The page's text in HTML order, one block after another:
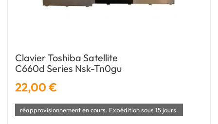
Clavier Toshiba Satellite
C660d Series Nsk-Tn0gu
22,00 €
réapprovisionnement en cours. Expédition sous 15 jours.